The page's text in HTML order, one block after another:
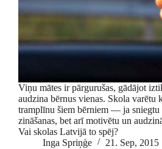
Viņu mātes ir pārgurušas, gādājot
audzina bērnus vienas. Skola varētu
tramplīnu šiem bērniem — ja sniegtu
zināšanas, bet arī motivētu un
Vai skolas Latvijā to spēj?
Inga Spriņģe
21. Sep, 2015